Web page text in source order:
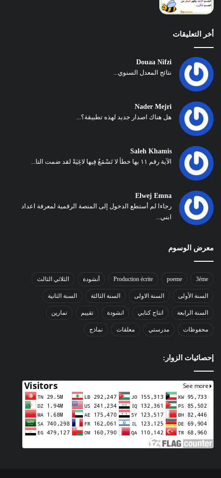
أخر التعليقات
Douaa Nifzi
نتائج المعدل السنوي...
Nader Mejri
هل هناك اصدار جديد لهذه تطبيقة؟...
Saleh Khamis
الآية رقم ١١ بها خطأ لا تَسْمَعُ فِيها لاغِيَةً لقد ضمت التا...
Elwej Emna
رجاءا لم أستطع الدخول إلى المنصة الرقمية لمعرفة اعداد
ابني...
معرض الوسوم
3éme
poeme
Production écrite أنشودة الثلاثي الثالث
السنة الأولى السنة الاولى السنة الثالثة السنة الثانية
السنة الرابعة انتاج كتابي انشودة تقييم تمارين
محفوظات مدرستي معلقات نماذج
إحصائيات الزوار: